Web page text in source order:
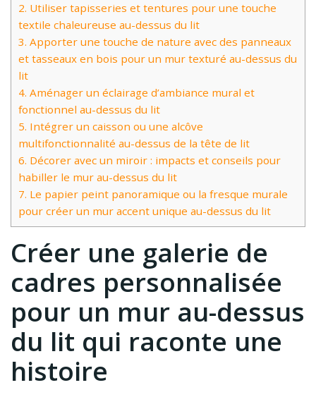
2. Utiliser tapisseries et tentures pour une touche
textile chaleureuse au-dessus du lit
3. Apporter une touche de nature avec des panneaux
et tasseaux en bois pour un mur texturé au-dessus du
lit
4. Aménager un éclairage d’ambiance mural et
fonctionnel au-dessus du lit
5. Intégrer un caisson ou une alcôve
multifonctionnalité au-dessus de la tête de lit
6. Décorer avec un miroir : impacts et conseils pour
habiller le mur au-dessus du lit
7. Le papier peint panoramique ou la fresque murale
pour créer un mur accent unique au-dessus du lit
Créer une galerie de
cadres personnalisée
pour un mur au-dessus
du lit qui raconte une
histoire